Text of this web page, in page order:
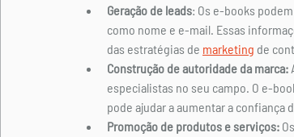
Geração de leads: Os e-books
como nome e e-mail. Essas
das estratégias de marketing de
Construção de autoridade da marca:
especialistas no seu campo. O e-
pode ajudar a aumentar a confiança
Promoção de produtos e serviços: